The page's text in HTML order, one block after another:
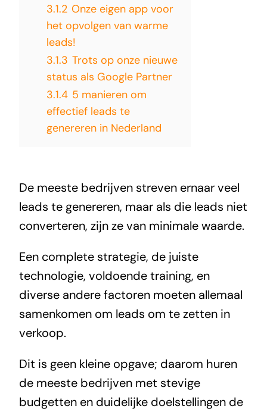
3.1.2 Onze eigen app voor
het opvolgen van warme
leads!
3.1.3 Trots op onze nieuwe
status als Google Partner
3.1.4 5 manieren om
effectief leads te
genereren in Nederland
De meeste bedrijven streven ernaar veel
leads te genereren, maar als die leads niet
converteren, zijn ze van minimale waarde.
Een complete strategie, de juiste
technologie, voldoende training, en
diverse andere factoren moeten allemaal
samenkomen om leads om te zetten in
verkoop.
Dit is geen kleine opgave; daarom huren
de meeste bedrijven met stevige
budgetten en duidelijke doelstellingen de